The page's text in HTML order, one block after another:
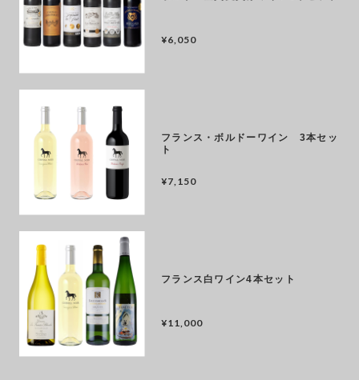
¥6,050
フランス・ボルドーワイン 3本セッ
ト
¥7,150
フランス白ワイン4本セット
¥11,000